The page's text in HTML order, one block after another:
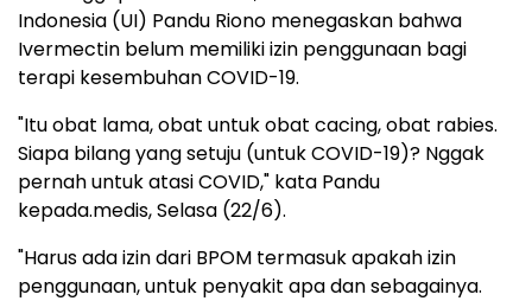
Indonesia (UI) Pandu Riono menegaskan bahwa
Ivermectin belum memiliki izin penggunaan bagi
terapi kesembuhan COVID-19.
"Itu obat lama, obat untuk obat cacing, obat rabies.
Siapa bilang yang setuju (untuk COVID-19)? Nggak
pernah untuk atasi COVID," kata Pandu
kepada.medis, Selasa (22/6).
"Harus ada izin dari BPOM termasuk apakah izin
penggunaan, untuk penyakit apa dan sebagainya.